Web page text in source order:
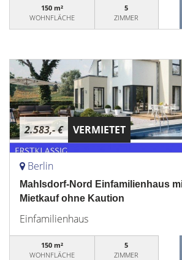
150 m²
WOHNFLÄCHE
5
ZIMMER
2.583,- € VERMIETET
Berlin
Mahlsdorf-Nord Einfamilienhaus
Mietkauf ohne Kaution
Einfamilienhaus
150 m²
WOHNFLÄCHE
5
ZIMMER